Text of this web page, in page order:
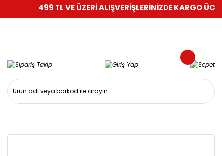
499 TL VE ÜZERİ ALIŞVERİŞLERİNİZDE KARGO